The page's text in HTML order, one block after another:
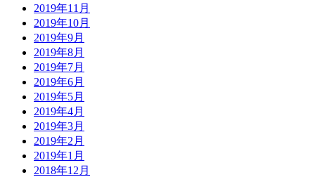
2019年11月
2019年10月
2019年9月
2019年8月
2019年7月
2019年6月
2019年5月
2019年4月
2019年3月
2019年2月
2019年1月
2018年12月